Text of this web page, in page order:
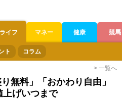
ライフ マネー 健康 競馬
ス
ト コラム
> 一覧へ
無料」「おかわり自由」
上げいつまで